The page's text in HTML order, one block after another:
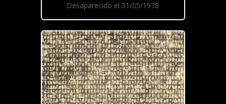
Desaparecido el 31/05/1978